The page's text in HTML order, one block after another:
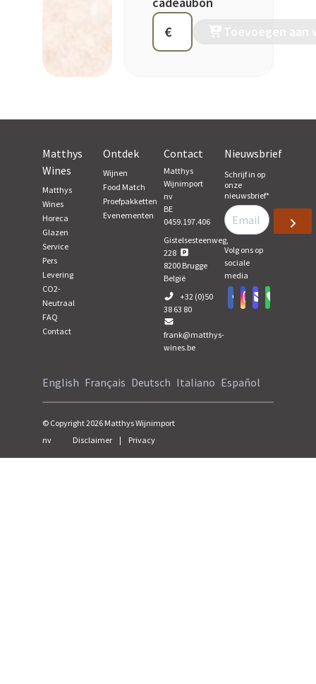
€
Matthys
Wines
Matthys
Wines
Horeca
Glazen
Service
Pers
Levering
CO2-
Neutraal
FAQ
Contact
Ontdek
Wijnen
Food Match
Proefpakketten
Evenementen
Contact
Matthys
Wijnimport
nv
BE
0459.197.406
Gistelsesteenweg,
228
8200 Brugge
België
+32 (0)50
38 63 80
frank@matthys-
wines.be
Nieuwsbrief
Schrijf in op
onze
nieuwsbrief*
Volg ons op
sociale
media
English Français Deutsch Italiano Español
© Copyright2026 Matthys Wijnimport
nv
Disclaimer | Privacy